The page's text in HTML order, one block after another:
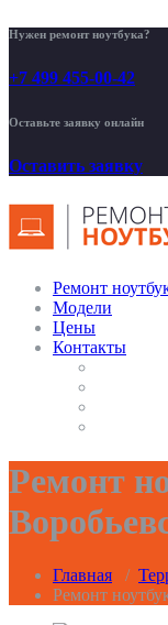
Нужен ремонт ноутбука?
+7 499 455-00-42
Оставьте заявку онлайн
Оставить заявку
Ремонт
Модели
Цены
Контакты
Ремонт
Главная /
Ремонт